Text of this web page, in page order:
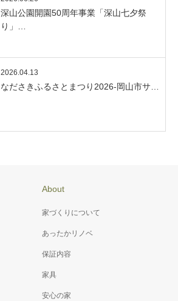
深山公園開園50周年事業「深山七夕祭
り」…
2026.04.13
なださきふるさとまつり2026-岡山市サ…
About
家づくりについて
あったかリノベ
保証内容
家具
安心の家